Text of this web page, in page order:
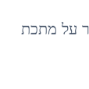
על מתכת